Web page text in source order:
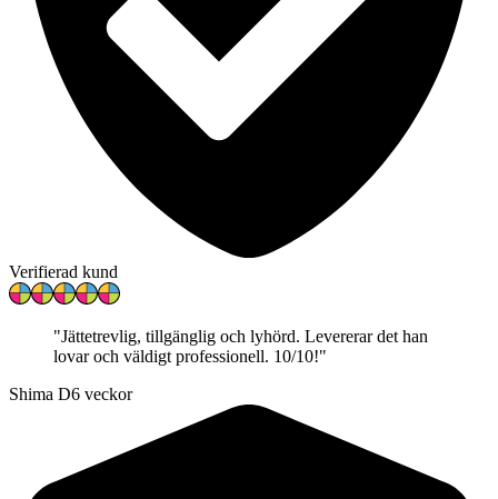
Verifierad kund
"Jättetrevlig, tillgänglig och lyhörd. Levererar det han
lovar och väldigt professionell. 10/10!"
Shima D6 veckor